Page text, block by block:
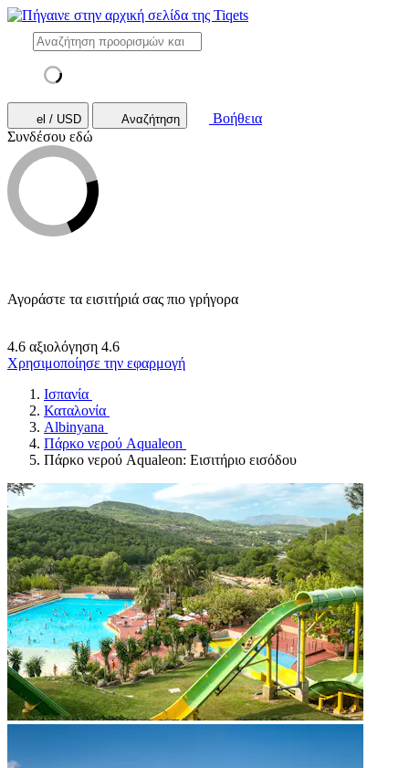
el / USD Αναζήτηση
Βοήθεια
Συνδέσου εδώ
Αγοράστε τα εισιτήριά σας πιο γρήγορα
4.6 αξιολόγηση 4.6
Χρησιμοποίησε την εφαρμογή
Ισπανία
Καταλονία
Albinyana
Πάρκο νερού Aqualeon
Πάρκο νερού Aqualeon: Εισιτήριο εισόδου